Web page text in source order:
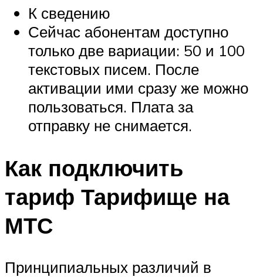
К сведению
Сейчас абонентам доступно
только две вариации: 50 и 100
текстовых писем. После
активации ими сразу же можно
пользоваться. Плата за
отправку не снимается.
Как подключить
тариф Тарифище на
МТС
Принципиальных различий в